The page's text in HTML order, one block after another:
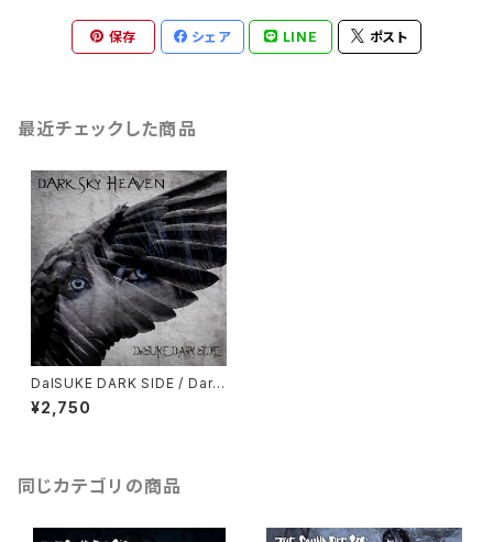
保存 シェア LINE ポスト
最近チェックした商品
DaISUKE DARK SIDE / Dark
Sky HeaveN (予約受付中！)
¥2,750
同じカテゴリの商品